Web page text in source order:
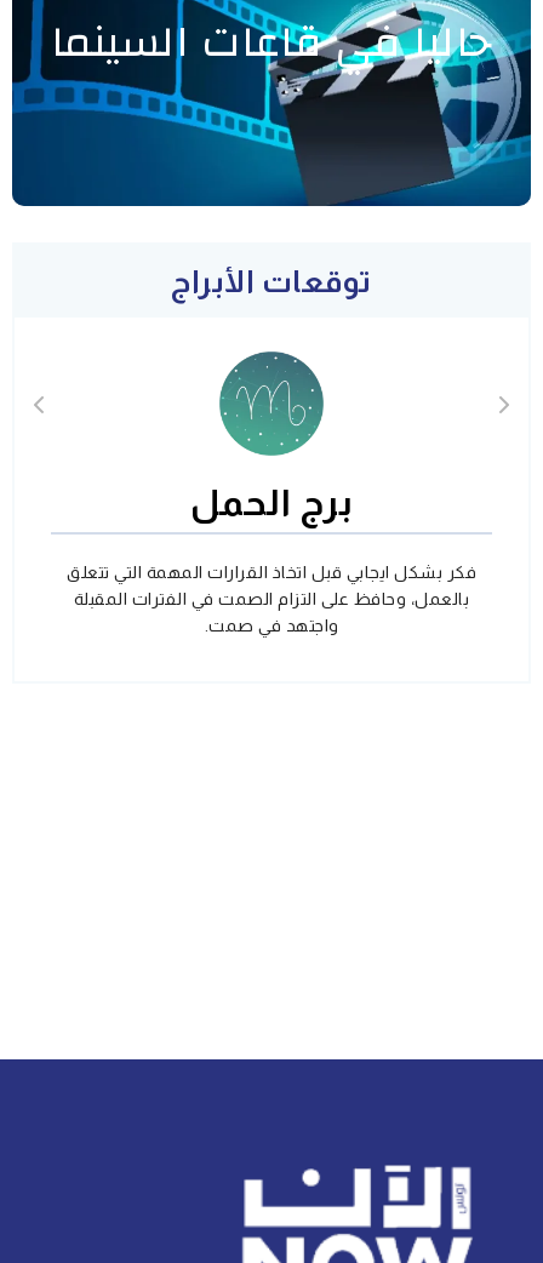
حاليا في قاعات السينما
توقعات الأبراج
برج الحمل
فكر بشكل ايجابي قبل اتخاذ القرارات المهمة التي تتعلق
بالعمل، وحافظ على التزام الصمت في الفترات المقبلة
واجتهد في صمت.